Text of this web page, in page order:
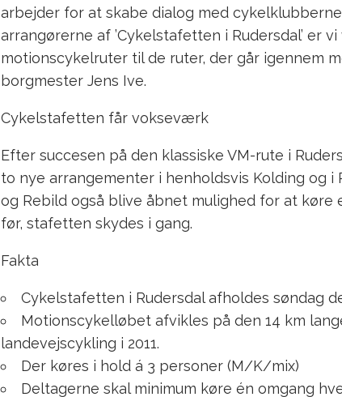
arbejder for at skabe dialog med
arrangørerne af ’Cykelstafetten i Rudersdal’ er
motionscykelruter til de ruter, der går igennem
borgmester Jens Ive.
Cykelstafetten får vokseværk
Efter succesen på den klassiske VM-rute i
to nye arrangementer i henholdsvis Kolding og i
og Rebild også blive åbnet mulighed for at
før, stafetten skydes i gang.
Fakta
Cykelstafetten i Rudersdal afholdes søndag
Motionscykelløbet afvikles på den 14 km
landevejscykling i 2011.
Der køres i hold á 3 personer (M/K/mix)
Deltagerne skal minimum køre én omgang